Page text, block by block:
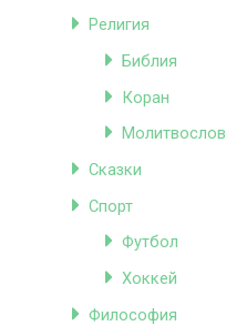
Религия
Библия
Коран
Молитвослов
Сказки
Спорт
Футбол
Хоккей
Философия